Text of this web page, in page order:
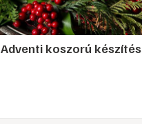
Adventi koszorú készítés